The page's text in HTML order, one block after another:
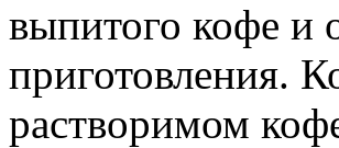
выпитого кофе и
приготовления.
растворимом